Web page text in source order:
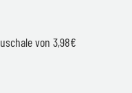
von 3,98€